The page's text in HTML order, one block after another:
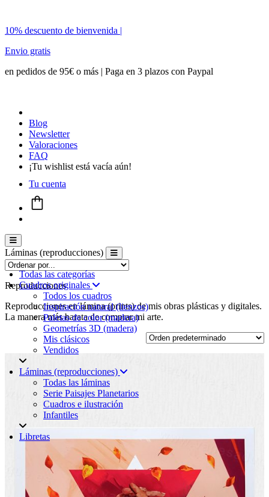
10% descuento de bienvenida |
Envio gratis
en pedidos de 95€ o más | Paga en 3 plazos con Paypal
Blog
Newsletter
Valoraciones
FAQ
¡Tu wishlist está vacía aún!
Tu cuenta
Menú conmutador hamburguesa
Láminas (reproducciones)
Todas las categorías
Cuadros originales
Todos los cuadros
Inspiración natural (lienzos)
Paletas de color (madera)
Geometrías 3D (madera)
Mis clásicos
Vendidos
Láminas (reproducciones)
Todas las láminas
Serie Paisajes Planetarios
Cuadros e ilustración
Infantiles
Libretas
Menú conmutador hamburguesa
Reproducciones
Reproducciones en lámina (prints) de mis obras plásticas y digitales.
La manera más barata de comprar mi arte.